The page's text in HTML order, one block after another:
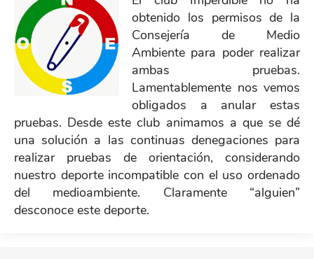
obtenido los permisos de la
Consejería de Medio
Ambiente para poder realizar
ambas pruebas.
Lamentablemente nos vemos
obligados a anular estas
pruebas. Desde este club animamos a que se dé
una solución a las continuas denegaciones para
realizar pruebas de orientación, considerando
nuestro deporte incompatible con el uso ordenado
del medioambiente. Claramente “alguien”
desconoce este deporte.